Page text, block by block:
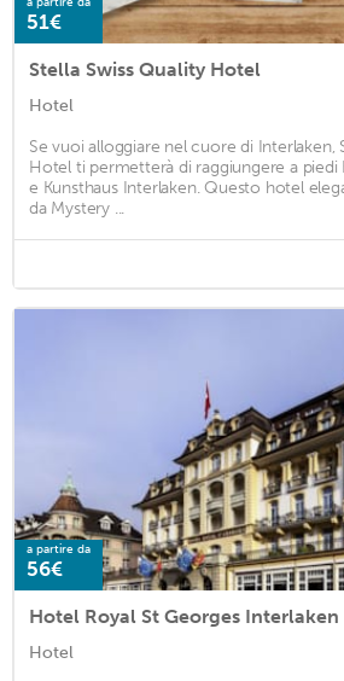
51€
Stella Swiss Quality Hotel
Hotel
Se vuoi alloggiare nel cuore di Interlaken,
Hotel ti permetterà di raggiungere a piedi
e Kunsthaus Interlaken. Questo hotel
da Mystery ...
a partire da
56€
Hotel